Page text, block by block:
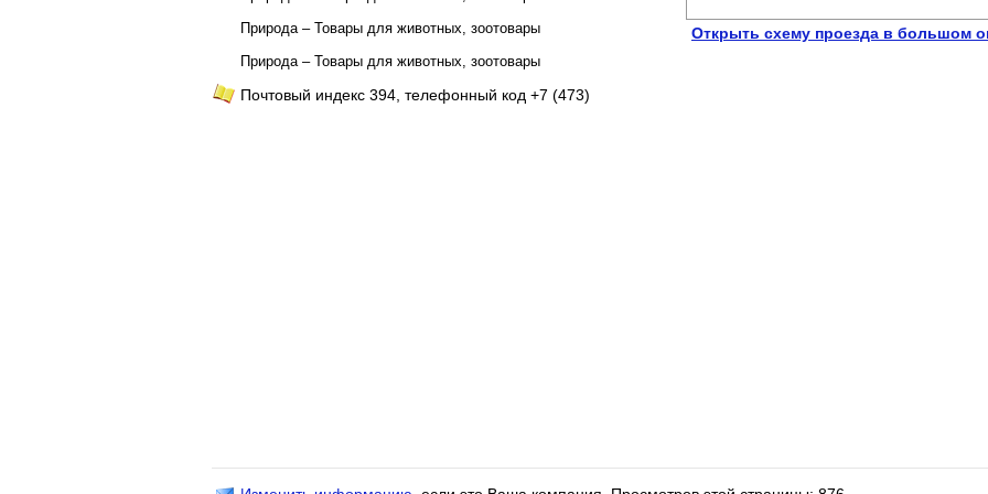
Природа – Товары для животных, зоотовары
Природа – Товары для животных, зоотовары
Почтовый индекс 394, телефонный код +7 (473)
Открыть схему проезда в большом